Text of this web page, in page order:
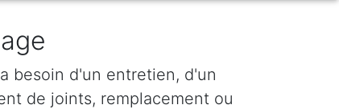
besoin d'un entretien, d'un
de joints, remplacement ou